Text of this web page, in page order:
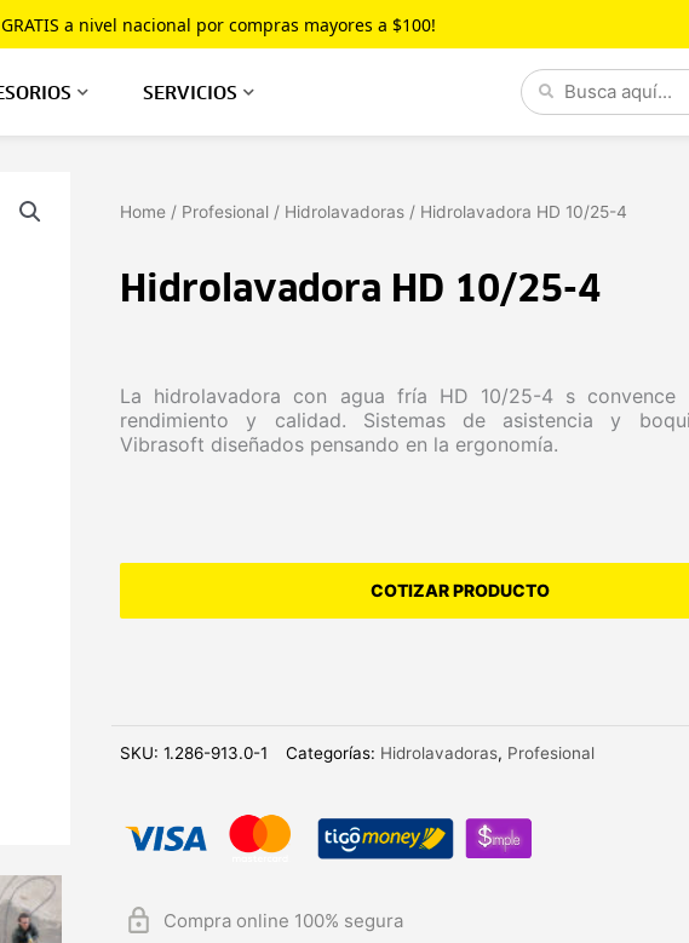
GRATIS a nivel nacional por compras mayores a $100!
SERVICIOS
Search
...
Home / Profesional / Hidrolavadoras / Hidrolavadora HD 10/25-4
Hidrolavadora HD 10/25-4
La hidrolavadora con agua fría HD 10/25-4 s
rendimiento y calidad. Sistemas de asistencia y
Vibrasoft diseñados pensando en la ergonomía.
COTIZAR PRODUCTO
SKU:1.286-913.0-1 Categorías: Hidrolavadoras, Profesional
Compra online 100% segura